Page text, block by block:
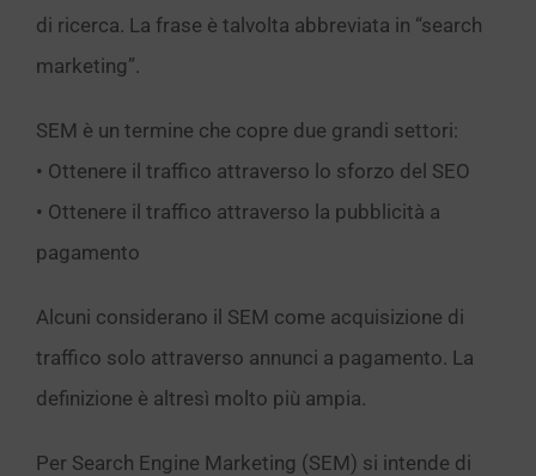
di ricerca. La frase è talvolta abbreviata in “search
marketing”.
SEM è un termine che copre due grandi settori:
• Ottenere il traffico attraverso lo sforzo del SEO
• Ottenere il traffico attraverso la pubblicità a
pagamento
Alcuni considerano il SEM come acquisizione di
traffico solo attraverso annunci a pagamento. La
definizione è altresì molto più ampia.
Per Search Engine Marketing (SEM) si intende di